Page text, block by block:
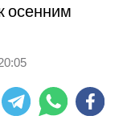
осенним